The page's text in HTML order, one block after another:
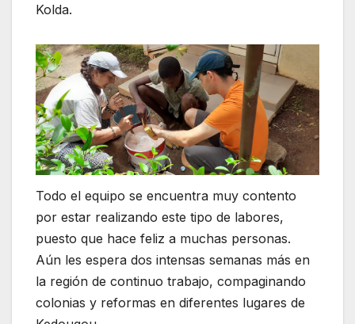
Kolda.
Todo el equipo se encuentra muy contento
por estar realizando este tipo de labores,
puesto que hace feliz a muchas personas.
Aún les espera dos intensas semanas más en
la región de continuo trabajo, compaginando
colonias y reformas en diferentes lugares de